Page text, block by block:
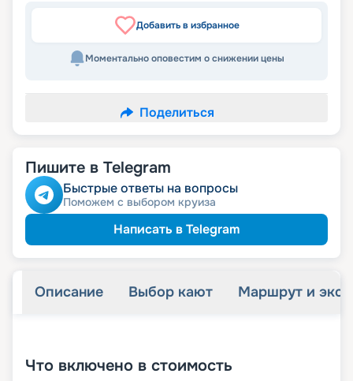
Добавить в избранное
Моментально оповестим о снижении цены
Поделиться
Пишите в Telegram
Быстрые ответы на вопросы
Поможем с выбором круиза
Написать в Telegram
Описание Выбор кают Маршрут и
Что включено в стоимость